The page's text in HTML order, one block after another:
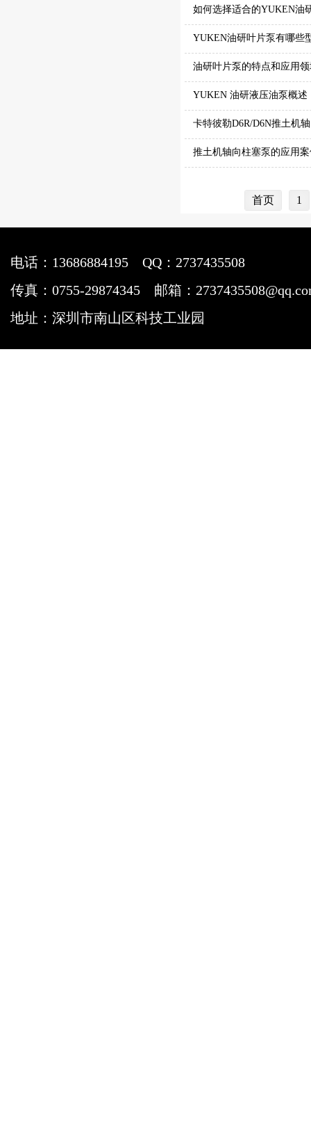
如何选择适合的YUKEN油
YUKEN油研叶片泵有哪些
油研叶片泵的特点和应用
YUKEN 油研液压油泵概述
卡特彼勒D6R/D6N推土机
推土机轴向柱塞泵的应用
首页 1
电话：13686884195
QQ：2737435508
传真：0755-29874345
邮箱：
地址：深圳市南山区科技工业园